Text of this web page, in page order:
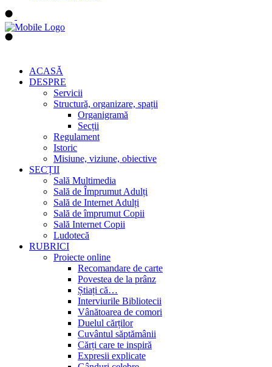
ACASĂ
DESPRE
Servicii
Structură, organizare, spații
Organigramă
Secții
Regulament
Istoric
Misiune, viziune, obiective
SECȚII
Sală Multimedia
Sală de Împrumut Adulți
Sală de Internet Adulți
Sală de împrumut Copii
Sală Internet Copii
Ludotecă
RUBRICI
Proiecte online
Recomandare de carte
Povestea de la prânz
Știați că…
Interviurile Bibliotecii
Vânătoarea de comori
Duelul cărților
Cuvântul săptămânii
Cărți care te inspiră
Expresii explicate